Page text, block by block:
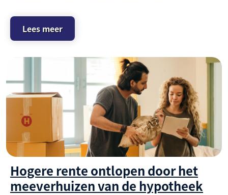
Lees meer
Hogere rente ontlopen door het
meeverhuizen van de hypotheek